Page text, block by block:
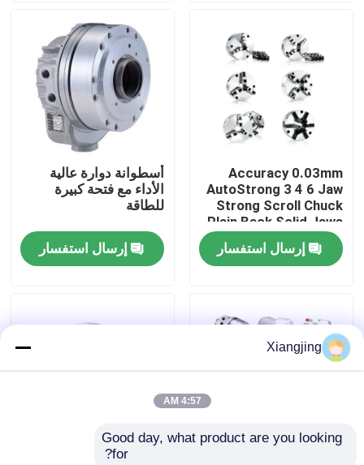
المنتجات
فيديوهات
جولة في المعمل
رقابة جودة
مدونة
Accuracy 0.03mm
AutoStrong 3 4 6 Jaw
Strong Scroll Chuck
Plain Back Solid Jaws
Lathe Machine Chuck
إرسال استفسار
أسطوانة دوارة عالية
الأداء مع فتحة كبيرة
للطاقة
إرسال استفسار
كيتاجاوا عالية الدقة
Xiangjing
4:57 AM
Good day, what product are you looking
for?